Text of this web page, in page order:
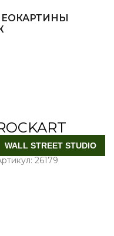
WALL STREET STUDIO
26179